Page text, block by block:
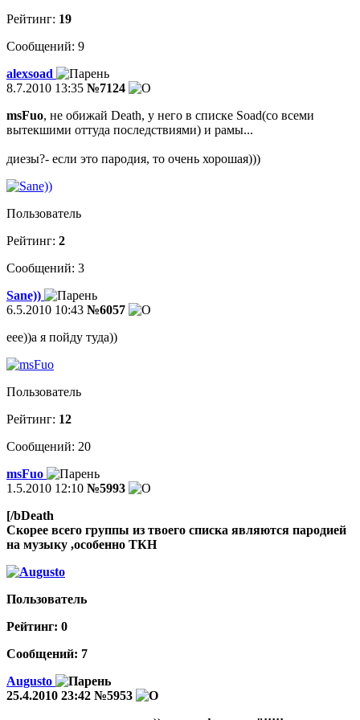
Рейтинг: 19
Сообщений: 9
alexsoad
8.7.2010 13:35 №7124
msFuo, не обижай Death, у него в списке Soad(со всеми
вытекшими оттуда последствиями) и рамы...
диезы?- если это пародия, то очень хорошая)))
Пользователь
Рейтинг: 2
Сообщений: 3
Sane))
6.5.2010 10:43 №6057
еее))а я пойду туда))
Пользователь
Рейтинг: 12
Сообщений: 20
msFuo
1.5.2010 12:10 №5993
[/bDeath
Скорее всего группы из твоего списка являются пародией
на музыку ,особенно ТКН
Пользователь
Рейтинг: 0
Сообщений: 7
Augusto
25.4.2010 23:42 №5953